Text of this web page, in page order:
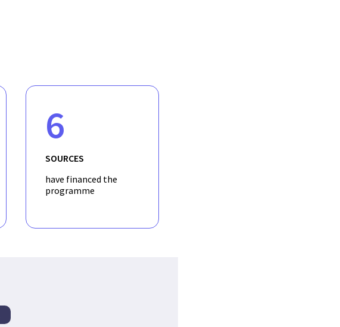
6
SOURCES
have financed the
programme